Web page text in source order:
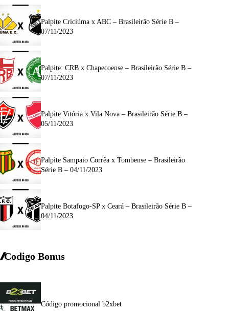
Palpite Criciúma x ABC – Brasileirão Série B –
07/11/2023
Palpite: CRB x Chapecoense – Brasileirão Série B –
07/11/2023
Palpite Vitória x Vila Nova – Brasileirão Série B –
05/11/2023
Palpite Sampaio Corrêa x Tombense – Brasileirão
Série B – 04/11/2023
Palpite Botafogo-SP x Ceará – Brasileirão Série B –
04/11/2023
Codigo Bonus
Código promocional b2xbet